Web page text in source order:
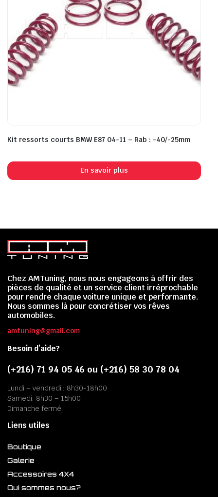
Kit ressorts courts BMW E87 04-11 – Rab : -40/-25mm
En savoir plus
Chez AMTuning, nous nous engageons à offrir des
pièces de qualité et un service client irréprochable
pour rendre chaque voiture unique et performante.
Nous sommes là pour concrétiser vos rêves
automobiles.
amtuning@gmail.com
Besoin d’aide?
(+216) 71 94 05 46 ou (+216) 58 30 78 04
Lundi – vendredi : 8h30-18h00
Samedi: 8h30 – 15h00
Dimanche fermé
Liens utiles
Boutique
Galerie
Accessoires 4X4
Qui sommes nous?